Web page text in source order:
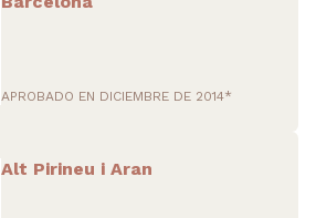
APROBADO EN DICIEMBRE DE 2014*
Alt Pirineu i Aran